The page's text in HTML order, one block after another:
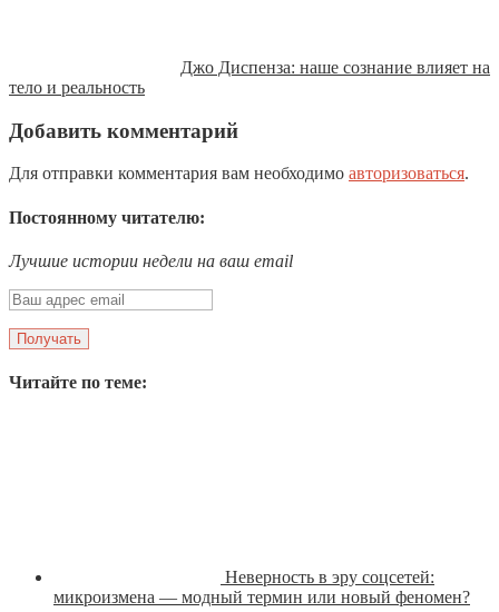
Джо Диспенза: наше сознание влияет на
тело и реальность
Добавить комментарий
Для отправки комментария вам необходимо авторизоваться.
Постоянному читателю:
Лучшие истории недели на ваш email
Читайте по теме:
Неверность в эру соцсетей:
микроизмена — модный термин или новый феномен?